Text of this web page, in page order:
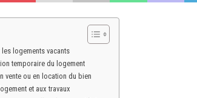
logements vacants
temporaire du logement
vente ou en location du bien
et aux travaux